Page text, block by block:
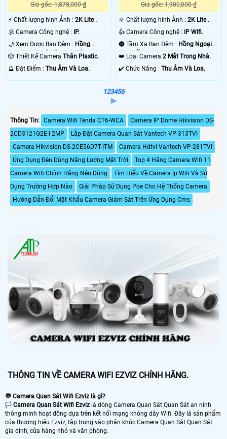
Giá gốc: 1,878,000 ₫
️⚡ Chất lượng hình Ảnh : 2K Lite .
🕉️ Camera Công nghệ : IP.
🌙 Xem Được Ban Đêm : Hồng
Ngoại 30m Có Màu Ban Ðêm.
🎲 Thiết Kế Camera Thân Plastic.
️🔮 Đặt Điểm : Thu Âm Và Loa.
Giá gốc: 1,900,000 ₫
🔆 Chất lượng hình Ảnh :2K Lite .
👍 Camera Công nghệ : IP Wifi.
🌚 Tầm Xa Ban Đêm : Hồng Ngoại
10m Hồng Ngoại Smart IR.
👑 Loại Camera2 Mắt Trong Nhà.
️✔️ Chức Năng :Thu Âm Và Loa.
123456
⫸
Thông Tin: Camera Wifi Tenda CT6-WCA
Camera IP Dome Hikvision DS-
2CD3121G2E-I 2MP
Lắp Đặt Camera Quan Sát Vantech VP-313TVI
Camera Hikvision DS-2CE56D7T-ITM
Camera Hdtvi Vantech VP-281TVI
Ứng Dụng Đèn Dùng Năng Lượng Mặt Trời
Top 4 Hãng Camera Wifi 11
Camera Wifi Chính Hãng Nên Dùng
Tìm Hiểu Về Camera Ip Wifi Và Sử
Dụng Trường Hợp Nào
Giải Pháp Sử Dụng Poe Cho Hệ Thống Camera
Hướng Dẫn Đổi Mật Khẩu Camera Giám Sát Trên Ứng Dụng Cms
THÔNG TIN VỀ CAMERA WIFI EZVIZ CHÍNH HÃNG.
💬 Camera Quan Sát Wifi Ezviz là gì?
🏳️ Camera Quan Sát Wifi Ezviz là dòng Camera Quan Sát Quan Sát an ninh
thông minh hoạt động dựa trên kết nối mạng không dây Wifi. Đây là sản phẩm
của thương hiệu Ezviz, tập trung vào phân khúc Camera Quan Sát Quan Sát
gia đình, cửa hàng nhỏ và văn phòng.